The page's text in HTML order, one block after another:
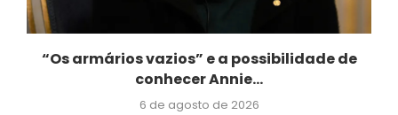
“Os armários vazios” e a possibilidade de
conhecer Annie...
6 de agosto de 2026